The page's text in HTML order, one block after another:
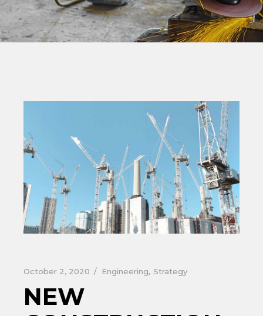
October 2, 2020 Engineering Strategy
NEW